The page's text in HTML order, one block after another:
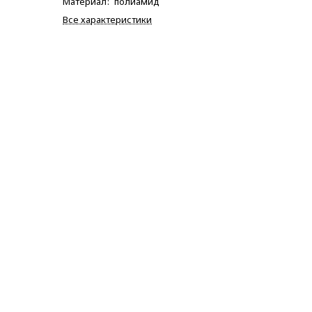
Все характеристики